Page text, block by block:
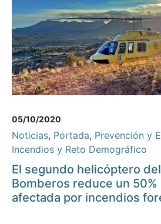
05/10/2020
Noticias, Portada, Prevención y
Incendios y Reto Demográfico
El segundo helicóptero
Bomberos reduce un
afectada por incendios